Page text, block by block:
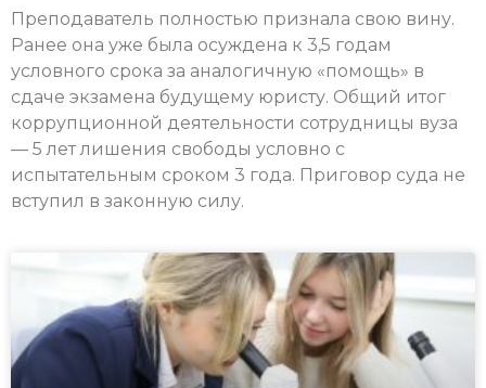
Преподаватель полностью признала свою вину.
Ранее она уже была осуждена к 3,5 годам
условного срока за аналогичную «помощь» в
сдаче экзамена будущему юристу. Общий итог
коррупционной деятельности сотрудницы вуза
— 5 лет лишения свободы условно с
испытательным сроком 3 года. Приговор суда не
вступил в законную силу.